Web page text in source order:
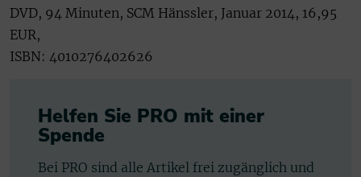
DVD, 94 Minuten, SCM Hänssler, Januar 2014, 16,95
EUR,
ISBN: 4010276402626
Helfen Sie PRO mit einer
Spende
Bei PRO sind alle Artikel frei zugänglich und